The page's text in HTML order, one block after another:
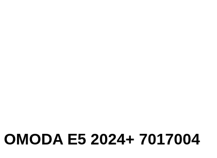
OMODA E5 2024+ 7017004